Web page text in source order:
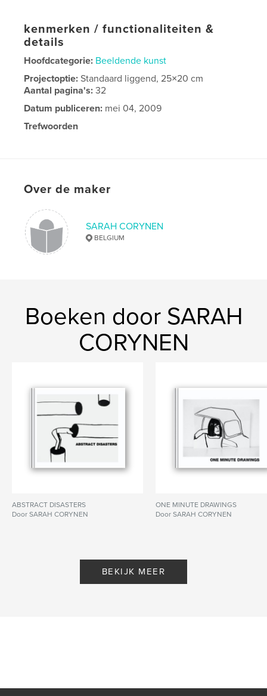
kenmerken / functionaliteiten &
details
Hoofdcategorie: Beeldende kunst
Projectoptie:Standaard liggend, 25×20 cm
Aantal pagina's:32
Datum publiceren: mei 04, 2009
Trefwoorden
Over de maker
SARAH CORYNEN
BELGIUM
Boeken door SARAH
CORYNEN
ABSTRACT DISASTERS
Door SARAH CORYNEN
ONE MINUTE DRAWINGS
Door SARAH CORYNEN
BEKIJK MEER